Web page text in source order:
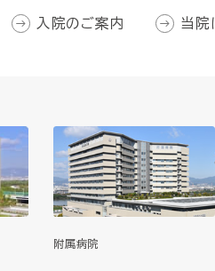
入院のご案内 当院
附属病院